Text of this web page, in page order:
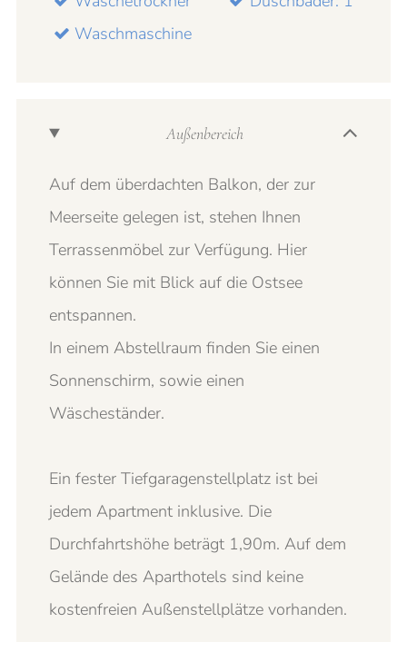
Waschmaschine
Außenbereich
Auf dem überdachten Balkon, der zur
Meerseite gelegen ist, stehen Ihnen
Terrassenmöbel zur Verfügung. Hier
können Sie mit Blick auf die Ostsee
entspannen.
In einem Abstellraum finden Sie einen
Sonnenschirm, sowie einen
Wäscheständer.
Ein fester Tiefgaragenstellplatz ist bei
jedem Apartment inklusive. Die
Durchfahrtshöhe beträgt 1,90m. Auf dem
Gelände des Aparthotels sind keine
kostenfreien Außenstellplätze vorhanden.